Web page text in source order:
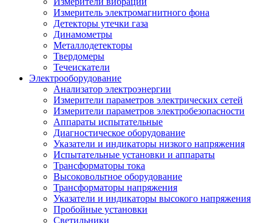
Измеритель электромагнитного фона
Детекторы утечки газа
Динамометры
Металлодетекторы
Твердомеры
Течеискатели
Электрооборудование
Анализатор электроэнергии
Измерители параметров электрических сетей
Измерители параметров электробезопасности
Аппараты испытательные
Диагностическое оборудование
Указатели и индикаторы низкого напряжения
Испытательные установки и аппараты
Трансформаторы тока
Высоковольтное оборудование
Трансформаторы напряжения
Указатели и индикаторы высокого напряжения
Пробойные установки
Светильники